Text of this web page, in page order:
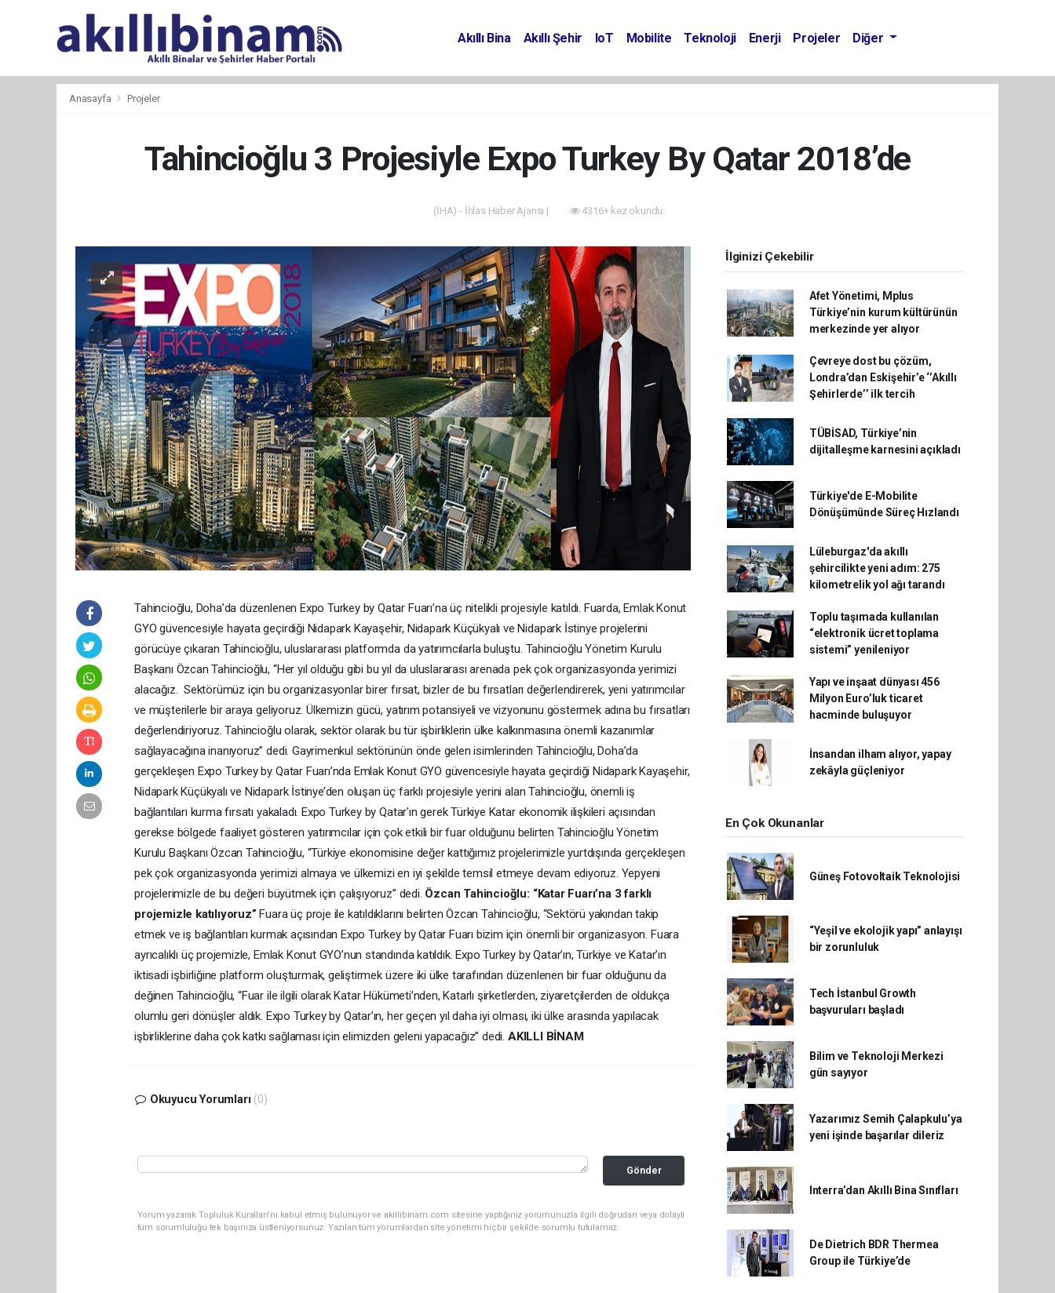
Akıllı Bina Akıllı Şehir IoT Mobilite Teknoloji Enerji Projeler Diğer
Anasayfa Projeler
Tahincioğlu 3 Projesiyle Expo Turkey By Qatar 2018’de
(İHA) - İhlas Haber Ajansı | 4316+ kez okundu.
Tahincioğlu, Doha’da düzenlenen Expo Turkey by Qatar Fuarı’na üç nitelikli projesiyle katıldı. Fuarda, Emlak Konut
GYO güvencesiyle hayata geçirdiği Nidapark Kayaşehir, Nidapark Küçükyalı ve Nidapark İstinye projelerini
görücüye çıkaran Tahincioğlu, uluslararası platformda da yatırımcılarla buluştu. Tahincioğlu Yönetim Kurulu
Başkanı Özcan Tahincioğlu, “Her yıl olduğu gibi bu yıl da uluslararası arenada pek çok organizasyonda yerimizi
alacağız. Sektörümüz için bu organizasyonlar birer fırsat, bizler de bu fırsatları değerlendirerek, yeni yatırımcılar
ve müşterilerle bir araya geliyoruz. Ülkemizin gücü, yatırım potansiyeli ve vizyonunu göstermek adına bu fırsatları
değerlendiriyoruz. Tahincioğlu olarak, sektör olarak bu tür işbirliklerin ülke kalkınmasına önemli kazanımlar
sağlayacağına inanıyoruz” dedi. Gayrimenkul sektörünün önde gelen isimlerinden Tahincioğlu, Doha’da
gerçekleşen Expo Turkey by Qatar Fuarı’nda Emlak Konut GYO güvencesiyle hayata geçirdiği Nidapark Kayaşehir,
Nidapark Küçükyalı ve Nidapark İstinye’den oluşan üç farklı projesiyle yerini alan Tahincioğlu, önemli iş
bağlantıları kurma fırsatı yakaladı. Expo Turkey by Qatar'ın gerek Türkiye Katar ekonomik ilişkileri açısından
gerekse bölgede faaliyet gösteren yatırımcılar için çok etkili bir fuar olduğunu belirten Tahincioğlu Yönetim
Kurulu Başkanı Özcan Tahincioğlu, “Türkiye ekonomisine değer kattığımız projelerimizle yurtdışında gerçekleşen
pek çok organizasyonda yerimizi almaya ve ülkemizi en iyi şekilde temsil etmeye devam ediyoruz. Yepyeni
projelerimizle de bu değeri büyütmek için çalışıyoruz” dedi. Özcan Tahincioğlu: “Katar Fuarı’na 3 farklı
projemizle katılıyoruz” Fuara üç proje ile katıldıklarını belirten Özcan Tahincioğlu, “Sektörü yakından takip
etmek ve iş bağlantıları kurmak açısından Expo Turkey by Qatar Fuarı bizim için önemli bir organizasyon. Fuara
ayrıcalıklı üç projemizle, Emlak Konut GYO’nun standında katıldık. Expo Turkey by Qatar’ın, Türkiye ve Katar’ın
iktisadi işbirliğine platform oluşturmak, geliştirmek üzere iki ülke tarafından düzenlenen bir fuar olduğunu da
değinen Tahincioğlu, “Fuar ile ilgili olarak Katar Hükümeti’nden, Katarlı şirketlerden, ziyaretçilerden de oldukça
olumlu geri dönüşler aldık. Expo Turkey by Qatar’ın, her geçen yıl daha iyi olması, iki ülke arasında yapılacak
işbirliklerine daha çok katkı sağlaması için elimizden geleni yapacağız” dedi. AKILLI BİNAM
Okuyucu Yorumları (0)
Gönder
Yorum yazarak Topluluk Kuralları’nı kabul etmiş bulunuyor ve akillibinam.com sitesine yaptığınız yorumunuzla ilgili doğrudan veya dolaylı
tüm sorumluluğu tek başınıza üstleniyorsunuz. Yazılan tüm yorumlardan site yönetimi hiçbir şekilde sorumlu tutulamaz.
İlginizi Çekebilir
Afet Yönetimi, Mplus
Türkiye’nin kurum kültürünün
merkezinde yer alıyor
Çevreye dost bu çözüm,
Londra’dan Eskişehir’e ‘’Akıllı
Şehirlerde’’ ilk tercih
TÜBİSAD, Türkiye’nin
dijitalleşme karnesini açıkladı
Türkiye'de E-Mobilite
Dönüşümünde Süreç Hızlandı
Lüleburgaz'da akıllı
şehircilikte yeni adım: 275
kilometrelik yol ağı tarandı
Toplu taşımada kullanılan
“elektronik ücret toplama
sistemi” yenileniyor
Yapı ve inşaat dünyası 456
Milyon Euro’luk ticaret
hacminde buluşuyor
İnsandan ilham alıyor, yapay
zekâyla güçleniyor
En Çok Okunanlar
Güneş Fotovoltaik Teknolojisi
“Yeşil ve ekolojik yapı” anlayışı
bir zorunluluk
Tech İstanbul Growth
başvuruları başladı
Bilim ve Teknoloji Merkezi
gün sayıyor
Yazarımız Semih Çalapkulu’ya
yeni işinde başarılar dileriz
Interra’dan Akıllı Bina Sınıfları
De Dietrich BDR Thermea
Group ile Türkiye’de